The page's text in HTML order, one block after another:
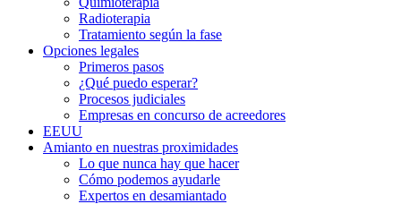
Radioterapia
Tratamiento según la fase
Opciones legales
Primeros pasos
¿Qué puedo esperar?
Procesos judiciales
Empresas en concurso de acreedores
EEUU
Amianto en nuestras proximidades
Lo que nunca hay que hacer
Cómo podemos ayudarle
Expertos en desamiantado